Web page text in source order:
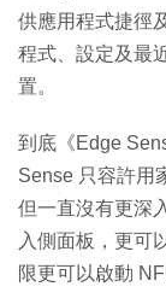
供應用程式捷徑
程式、設定及最
置。
到底《Edge
Sense 只容許用
但一直沒有更深
入側面板，更可
限更可以啟動